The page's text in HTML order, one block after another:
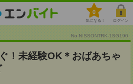
0
気になる！ ログイン
No.NISSONTRK-1SG190
！未経験OK＊おばあちゃ